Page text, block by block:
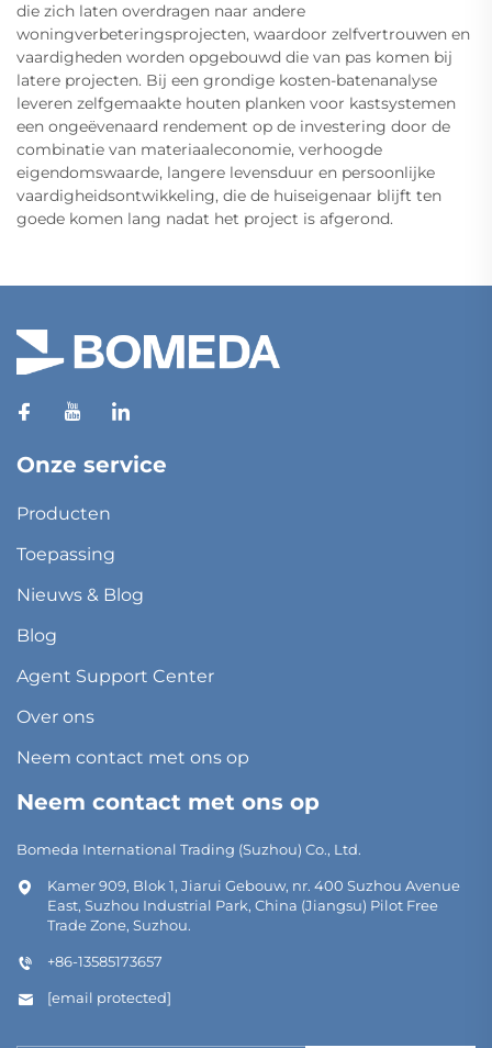
die zich laten overdragen naar andere
woningverbeteringsprojecten, waardoor zelfvertrouwen en
vaardigheden worden opgebouwd die van pas komen bij
latere projecten. Bij een grondige kosten-batenanalyse
leveren zelfgemaakte houten planken voor kastsystemen
een ongeëvenaard rendement op de investering door de
combinatie van materiaaleconomie, verhoogde
eigendomswaarde, langere levensduur en persoonlijke
vaardigheidsontwikkeling, die de huiseigenaar blijft ten
goede komen lang nadat het project is afgerond.
Onze service
Producten
Toepassing
Nieuws & Blog
Blog
Agent Support Center
Over ons
Neem contact met ons op
Neem contact met ons op
Bomeda International Trading (Suzhou) Co., Ltd.
Kamer 909, Blok 1, Jiarui Gebouw, nr. 400 Suzhou Avenue
East, Suzhou Industrial Park, China (Jiangsu) Pilot Free
Trade Zone, Suzhou.
+86-13585173657
[email protected]